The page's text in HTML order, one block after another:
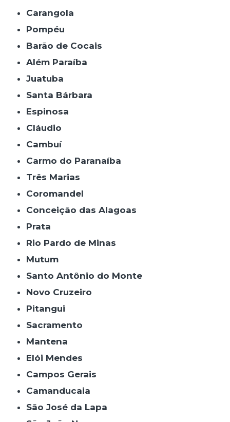
Carangola
Pompéu
Barão de Cocais
Além Paraíba
Juatuba
Santa Bárbara
Espinosa
Cláudio
Cambuí
Carmo do Paranaíba
Três Marias
Coromandel
Conceição das Alagoas
Prata
Rio Pardo de Minas
Mutum
Santo Antônio do Monte
Novo Cruzeiro
Pitangui
Sacramento
Mantena
Elói Mendes
Campos Gerais
Camanducaia
São José da Lapa